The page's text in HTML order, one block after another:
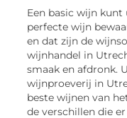
Een basic wijn kunt
perfecte wijn
en dat zijn de
wijnhandel in
smaak en afdronk.
wijnproeverij in
beste wijnen van
de verschillen die